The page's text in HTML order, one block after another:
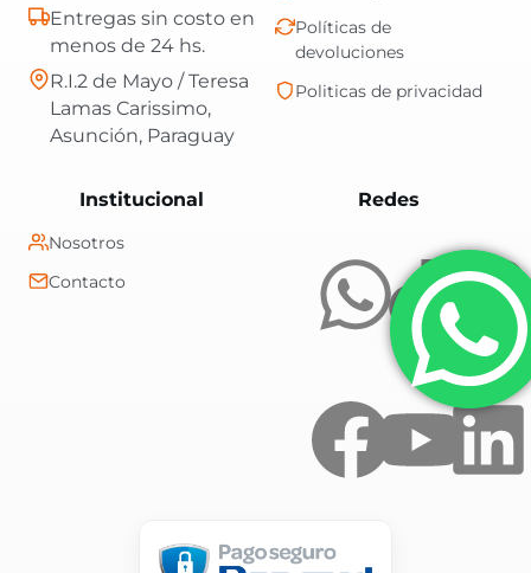
RedesCentral Shop es
Políticas de
devoluciones
Politicas de privacidad
Institucional
Nosotros
Contacto
Entregas sin costo en
menos de 24 hs.
R.I.2 de Mayo / Teresa
Lamas Carissimo,
Asunción, Paraguay